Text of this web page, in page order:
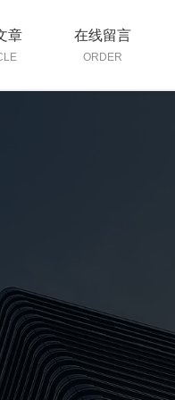
章 在线留言
ORDER